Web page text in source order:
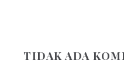
TIDAK ADA